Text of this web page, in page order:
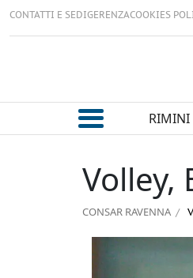
CONTATTI E SEDIGERENZACOOKIES
RIMINI
Volley,
CONSAR RAVENNA